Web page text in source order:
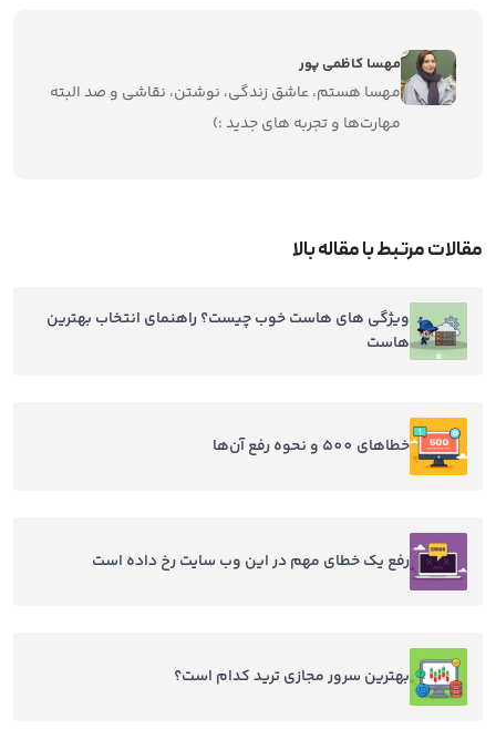
مهسا کاظمی پور
مهسا هستم، عاشق زندگی، نوشتن، نقاشی و صد البته
مهارت‌ها و تجربه های جدید :)
مقالات مرتبط با مقاله بالا
ویژگی های هاست خوب چیست؟ راهنمای انتخاب بهترین
هاست
خطاهای 500 و نحوه رفع آن‌ها
رفع یک خطای مهم در این وب سایت رخ داده است
بهترین سرور مجازی ترید کدام است؟